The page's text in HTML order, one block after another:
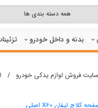
همه دسته بندی ها
بدنه و داخل خودرو
فروش لوازم یدکی خودرو /